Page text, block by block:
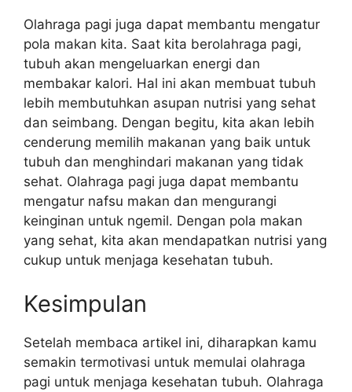
Olahraga pagi juga dapat membantu mengatur
pola makan kita. Saat kita berolahraga pagi,
tubuh akan mengeluarkan energi dan
membakar kalori. Hal ini akan membuat tubuh
lebih membutuhkan asupan nutrisi yang sehat
dan seimbang. Dengan begitu, kita akan lebih
cenderung memilih makanan yang baik untuk
tubuh dan menghindari makanan yang tidak
sehat. Olahraga pagi juga dapat membantu
mengatur nafsu makan dan mengurangi
keinginan untuk ngemil. Dengan pola makan
yang sehat, kita akan mendapatkan nutrisi yang
cukup untuk menjaga kesehatan tubuh.
Kesimpulan
Setelah membaca artikel ini, diharapkan kamu
semakin termotivasi untuk memulai olahraga
pagi untuk menjaga kesehatan tubuh. Olahraga